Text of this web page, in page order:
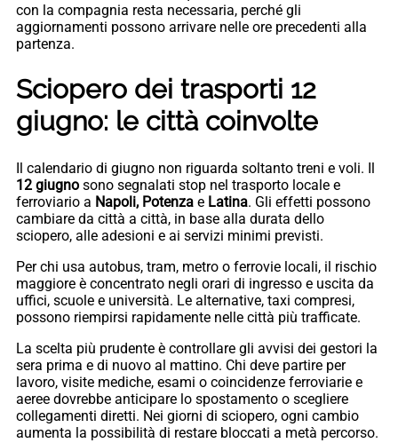
con la compagnia resta necessaria, perché gli
aggiornamenti possono arrivare nelle ore precedenti alla
partenza.
Sciopero dei trasporti 12
giugno: le città coinvolte
Il calendario di giugno non riguarda soltanto treni e voli. Il
12 giugno sono segnalati stop nel trasporto locale e
ferroviario a Napoli, Potenza e Latina. Gli effetti possono
cambiare da città a città, in base alla durata dello
sciopero, alle adesioni e ai servizi minimi previsti.
Per chi usa autobus, tram, metro o ferrovie locali, il rischio
maggiore è concentrato negli orari di ingresso e uscita da
uffici, scuole e università. Le alternative, taxi compresi,
possono riempirsi rapidamente nelle città più trafficate.
La scelta più prudente è controllare gli avvisi dei gestori la
sera prima e di nuovo al mattino. Chi deve partire per
lavoro, visite mediche, esami o coincidenze ferroviarie e
aeree dovrebbe anticipare lo spostamento o scegliere
collegamenti diretti. Nei giorni di sciopero, ogni cambio
aumenta la possibilità di restare bloccati a metà percorso.